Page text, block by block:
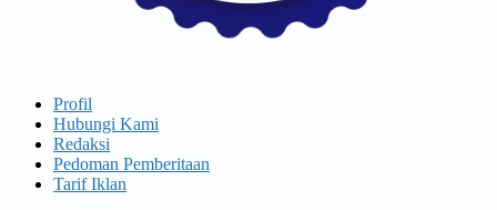
Profil
Hubungi Kami
Redaksi
Pedoman Pemberitaan
Tarif Iklan